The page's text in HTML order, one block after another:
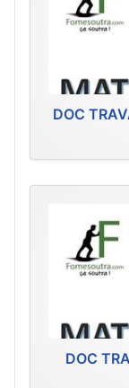
DOC
DOC